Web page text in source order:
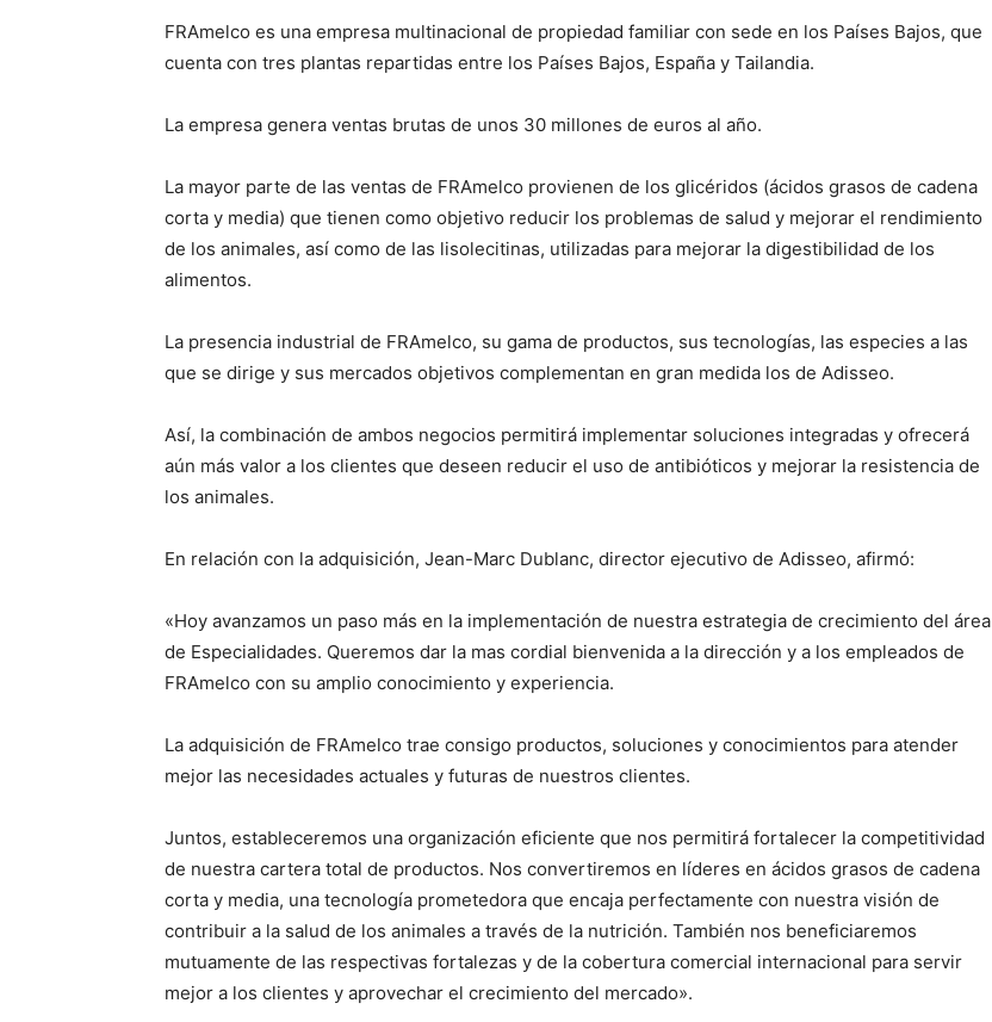
FRAmelco es una empresa multinacional de propiedad familiar con sede en los Países Bajos, que
cuenta con tres plantas repartidas entre los Países Bajos, España y Tailandia.
La empresa genera ventas brutas de unos 30 millones de euros al año.
La mayor parte de las ventas de FRAmelco provienen de los glicéridos (ácidos grasos de cadena
corta y media) que tienen como objetivo reducir los problemas de salud y mejorar el rendimiento
de los animales, así como de las lisolecitinas, utilizadas para mejorar la digestibilidad de los
alimentos.
La presencia industrial de FRAmelco, su gama de productos, sus tecnologías, las especies a las
que se dirige y sus mercados objetivos complementan en gran medida los de Adisseo.
Así, la combinación de ambos negocios permitirá implementar soluciones integradas y ofrecerá
aún más valor a los clientes que deseen reducir el uso de antibióticos y mejorar la resistencia de
los animales.
En relación con la adquisición, Jean-Marc Dublanc, director ejecutivo de Adisseo, afirmó:
«Hoy avanzamos un paso más en la implementación de nuestra estrategia de crecimiento del área
de Especialidades. Queremos dar la mas cordial bienvenida a la dirección y a los empleados de
FRAmelco con su amplio conocimiento y experiencia.
La adquisición de FRAmelco trae consigo productos, soluciones y conocimientos para atender
mejor las necesidades actuales y futuras de nuestros clientes.
Juntos, estableceremos una organización eficiente que nos permitirá fortalecer la competitividad
de nuestra cartera total de productos. Nos convertiremos en líderes en ácidos grasos de cadena
corta y media, una tecnología prometedora que encaja perfectamente con nuestra visión de
contribuir a la salud de los animales a través de la nutrición. También nos beneficiaremos
mutuamente de las respectivas fortalezas y de la cobertura comercial internacional para servir
mejor a los clientes y aprovechar el crecimiento del mercado».